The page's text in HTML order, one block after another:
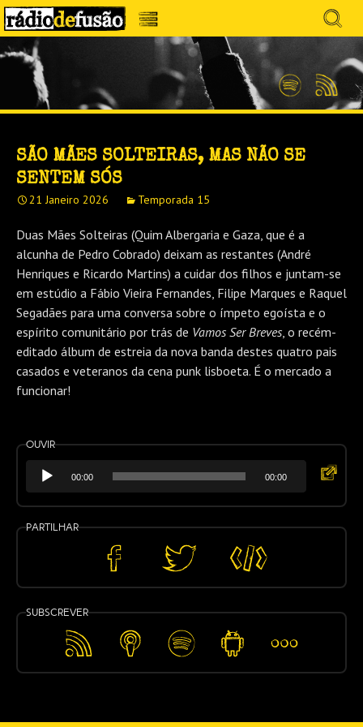
Avançar
para
conteúdo
Menu
Search
for:
RÁDIO DEFUSÃO
MÚSICA SEM PRECONCEITOS. CONVERSA
SEM PRETENSÕES.
Spotify Feed
RSS
SÃO MÃES SOLTEIRAS, MAS NÃO SE
SENTEM SÓS
21 Janeiro 2026 Temporada 15
Duas Mães Solteiras (Quim Albergaria e Gaza, que é a
alcunha de Pedro Cobrado) deixam as restantes (André
Henriques e Ricardo Martins) a cuidar dos filhos e juntam-se
em estúdio a Fábio Vieira Fernandes, Filipe Marques e Raquel
Segadães para uma conversa sobre o ímpeto egoísta e o
espírito comunitário por trás de Vamos Ser Breves, o recém-
editado álbum de estreia da nova banda destes quatro pais
casados e veteranos da cena punk lisboeta. É o mercado a
funcionar!
Ouvir
Reprodutor
00:00 00:00
Ouvir
janela
Partilhar
Partilhar
no
Partilhar
no
Embed
Subscrever
Feed
RSS
Apple
Podcasts
Spotify Android